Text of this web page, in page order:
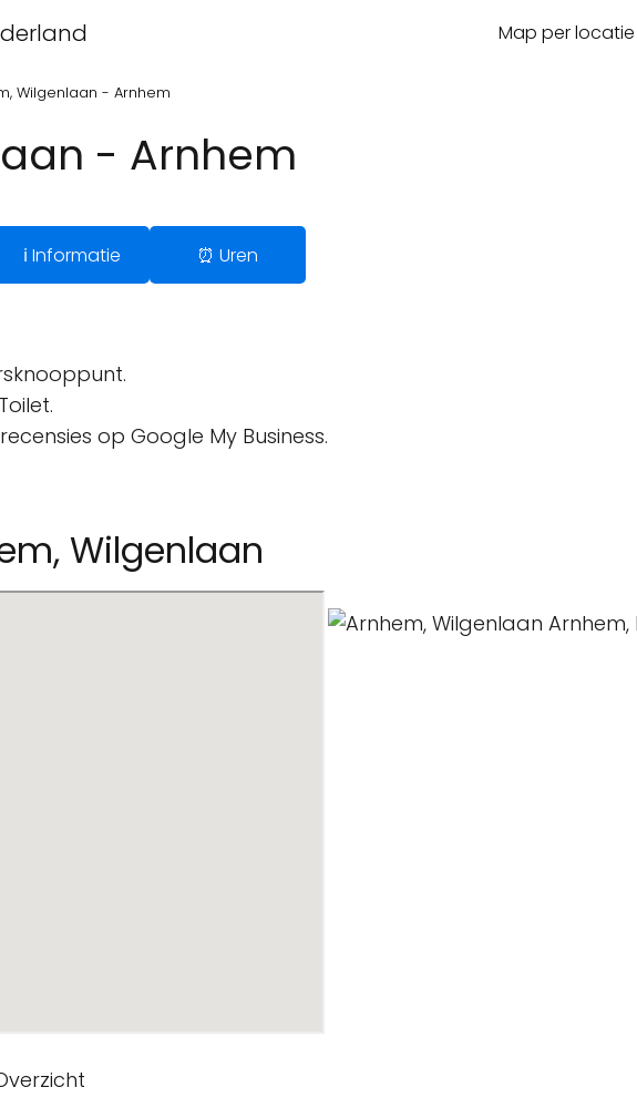
Map per locatie
Wilgenlaan - Arnhem
- Arnhem
ℹ️ Informatie ⏰ Uren
Toilet.
op Google My Business.
Wilgenlaan